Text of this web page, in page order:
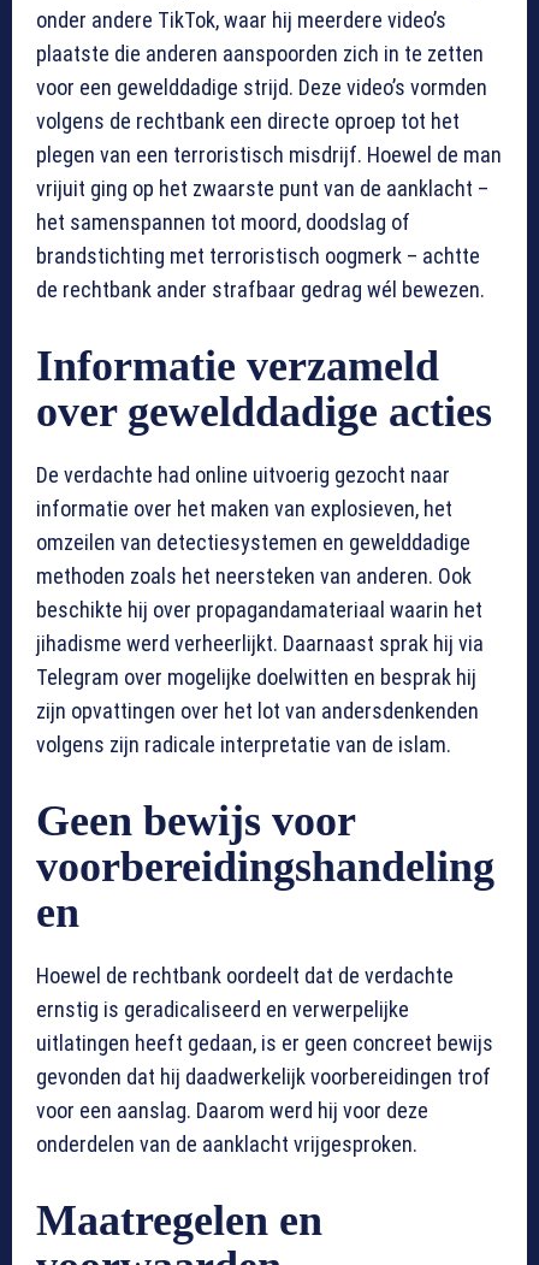
onder andere TikTok, waar hij meerdere video’s
plaatste die anderen aanspoorden zich in te zetten
voor een gewelddadige strijd. Deze video’s vormden
volgens de rechtbank een directe oproep tot het
plegen van een terroristisch misdrijf. Hoewel de man
vrijuit ging op het zwaarste punt van de aanklacht –
het samenspannen tot moord, doodslag of
brandstichting met terroristisch oogmerk – achtte
de rechtbank ander strafbaar gedrag wél bewezen.
Informatie verzameld
over gewelddadige acties
De verdachte had online uitvoerig gezocht naar
informatie over het maken van explosieven, het
omzeilen van detectiesystemen en gewelddadige
methoden zoals het neersteken van anderen. Ook
beschikte hij over propagandamateriaal waarin het
jihadisme werd verheerlijkt. Daarnaast sprak hij via
Telegram over mogelijke doelwitten en besprak hij
zijn opvattingen over het lot van andersdenkenden
volgens zijn radicale interpretatie van de islam.
Geen bewijs voor
voorbereidingshandeling
en
Hoewel de rechtbank oordeelt dat de verdachte
ernstig is geradicaliseerd en verwerpelijke
uitlatingen heeft gedaan, is er geen concreet bewijs
gevonden dat hij daadwerkelijk voorbereidingen trof
voor een aanslag. Daarom werd hij voor deze
onderdelen van de aanklacht vrijgesproken.
Maatregelen en